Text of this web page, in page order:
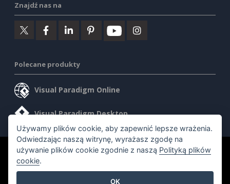
Znajdź nas na
Polecane produkty
Visual Paradigm Online
Visual Paradigm Desktop
©2026 by Visual Paradigm. Wszelkie prawa zastrzeżone.
Używamy plików cookie, aby zapewnić lepsze wrażenia.
Odwiedzając naszą witrynę, wyrażasz zgodę na
używanie plików cookie zgodnie z naszą Polityką plików
cookie.
OK